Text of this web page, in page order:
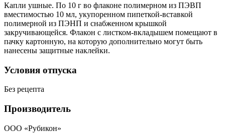
Капли ушные. По 10 г во флаконе полимерном из ПЭВП
вместимостью 10 мл, укупоренном пипеткой-вставкой
полимерной из ПЭНП и снабженном крышкой
закручивающейся. Флакон с листком-вкладышем помещают в
пачку картонную, на которую дополнительно могут быть
нанесены защитные наклейки.
Условия отпуска
Без рецепта
Производитель
ООО «Рубикон»